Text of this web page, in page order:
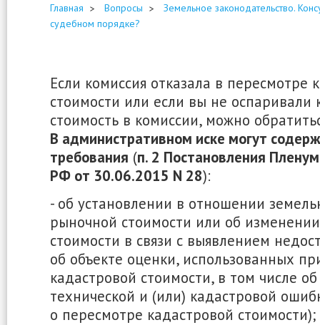
Главная Вопросы
Земельное законодательство.
судебном порядке?
Если комиссия отказала в пересмотре
стоимости или если вы не оспаривали
стоимость в комиссии, можно
В административном иске могут
требования (п. 2 Постановления
РФ от 30.06.2015 N 28):
- об установлении в отношении
рыночной стоимости или об
стоимости в связи с выявлением
об объекте оценки, использованных
кадастровой стоимости, в том числе
технической и (или) кадастровой
о пересмотре кадастровой стоимости);